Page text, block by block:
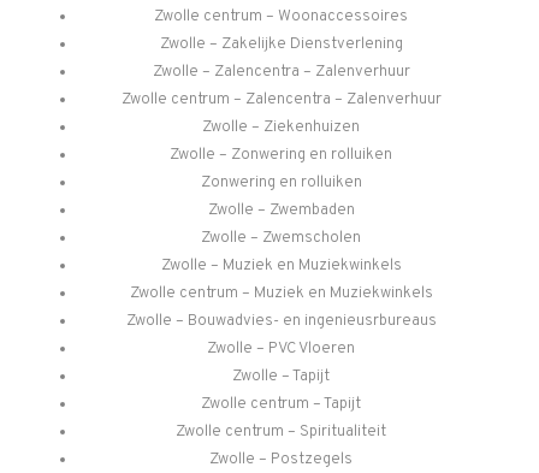
Zwolle centrum – Woonaccessoires
Zwolle – Zakelijke Dienstverlening
Zwolle – Zalencentra – Zalenverhuur
Zwolle centrum – Zalencentra – Zalenverhuur
Zwolle – Ziekenhuizen
Zwolle – Zonwering en rolluiken
Zonwering en rolluiken
Zwolle – Zwembaden
Zwolle – Zwemscholen
Zwolle – Muziek en Muziekwinkels
Zwolle centrum – Muziek en Muziekwinkels
Zwolle – Bouwadvies- en ingenieusrbureaus
Zwolle – PVC Vloeren
Zwolle – Tapijt
Zwolle centrum – Tapijt
Zwolle centrum – Spiritualiteit
Zwolle – Postzegels